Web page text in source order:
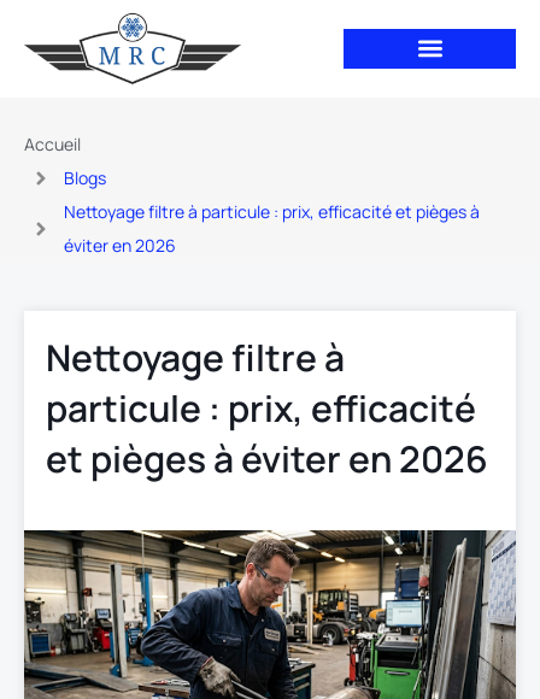
contenu
Accueil
Blogs
Nettoyage filtre à particule : prix, efficacité et pièges à
éviter en 2026
Nettoyage filtre à
particule : prix, efficacité
et pièges à éviter en 2026